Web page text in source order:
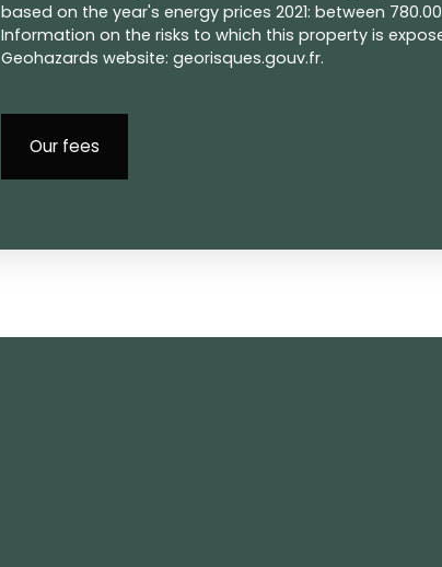
based on the year's energy prices 2021: between 780.00
Information on the risks to which this property is
Geohazards website: georisques.gouv.fr.
Our fees